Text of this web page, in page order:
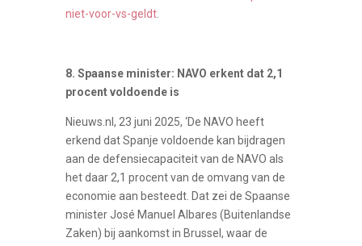
niet-voor-vs-geldt.
8. Spaanse minister: NAVO erkent dat 2,1
procent voldoende is
Nieuws.nl, 23 juni 2025, ‘De NAVO heeft
erkend dat Spanje voldoende kan bijdragen
aan de defensiecapaciteit van de NAVO als
het daar 2,1 procent van de omvang van de
economie aan besteedt. Dat zei de Spaanse
minister José Manuel Albares (Buitenlandse
Zaken) bij aankomst in Brussel, waar de